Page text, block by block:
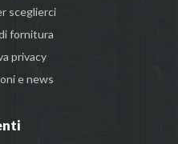
sceglierci
fornitura
privacy
e news